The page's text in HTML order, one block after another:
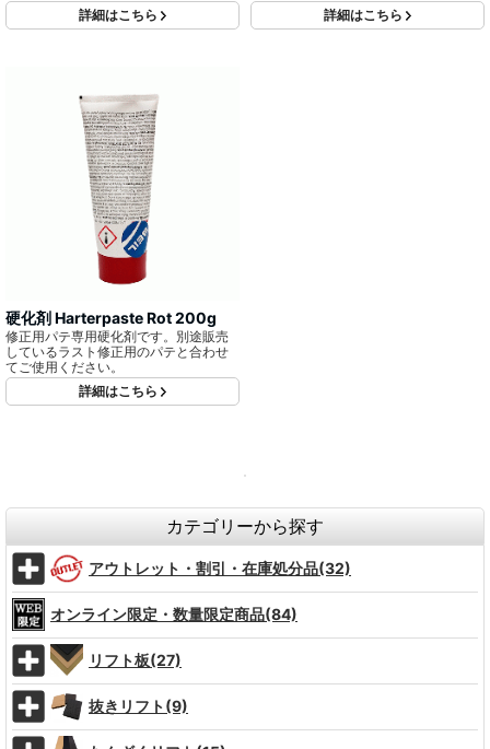
詳細はこちら
詳細はこちら
硬化剤 Harterpaste Rot 200g
修正用パテ専用硬化剤です。別途販売
しているラスト修正用のパテと合わせ
てご使用ください。
詳細はこちら
カテゴリーから探す
アウトレット・割引・在庫処分品(32)
オンライン限定・数量限定商品(84)
リフト板(27)
抜きリフト(9)